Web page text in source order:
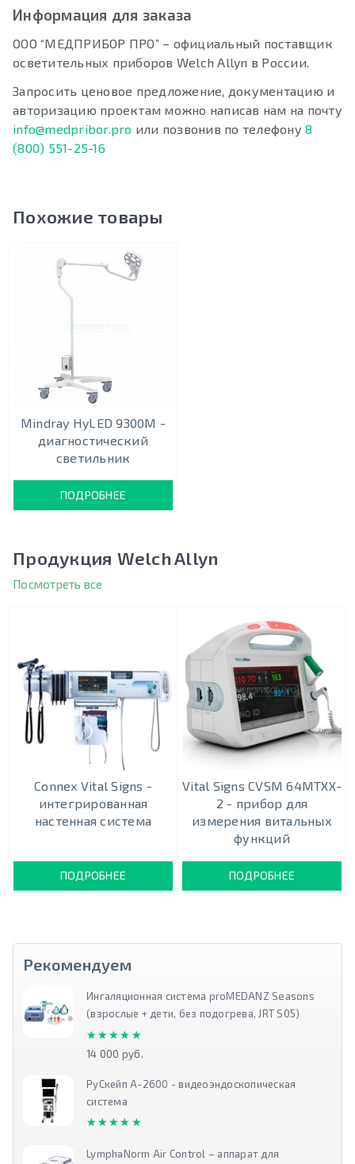
Информация для заказа
ООО “МЕДПРИБОР ПРО” – официальный поставщик
осветительных приборов Welch Allyn в России.
Запросить ценовое предложение, документацию и
авторизацию проектам можно написав нам на почту
info@medpribor.pro или позвонив по телефону 8
(800) 551-25-16
Похожие товары
Mindray HyLED 9300М -
диагностический
светильник
ПОДРОБНЕЕ
Продукция Welch Allyn
Посмотреть все
Connex Vital Signs -
интегрированная
настенная система
ПОДРОБНЕЕ
Vital Signs CVSM 64MTXX-
2 - прибор для
измерения витальных
функций
ПОДРОБНЕЕ
Рекомендуем
Ингаляционная система proMEDANZ Seasons
(взрослые + дети, без подогрева, JRT S05)
★★★★★
★★★★★
14 000 руб.
РуСкейп А-2600 - видеоэндоскопическая
система
★★★★★
★★★★★
LymphaNorm Air Control – аппарат для